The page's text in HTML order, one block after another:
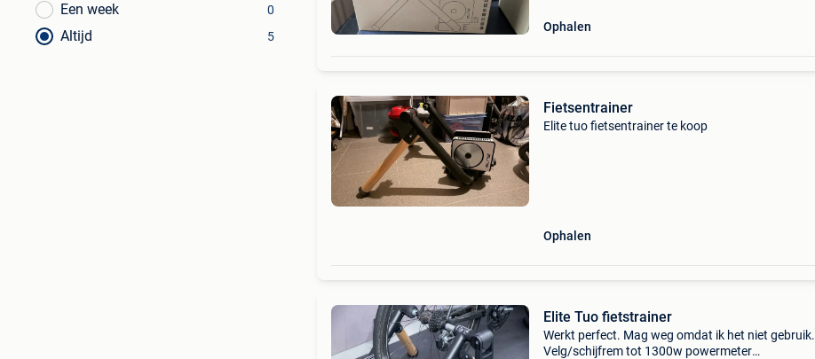
Een week 0
Altijd 5
Ophalen
Fietsentrainer
Elite tuo fietsentrainer te koop
Ophalen
Elite Tuo fietstrainer
Werkt perfect. Mag weg omdat ik het niet gebruik.
Velg/schijfrem tot 1300w powermeter